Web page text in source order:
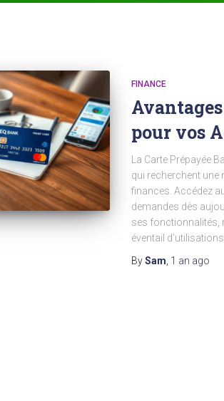
FINANCE
pour vos
La Carte Prépayée
qui recherchent une
finances. Accédez
demandes dès
ses fonctionnalités,
éventail d’utilisations.
BySam 1 an ago